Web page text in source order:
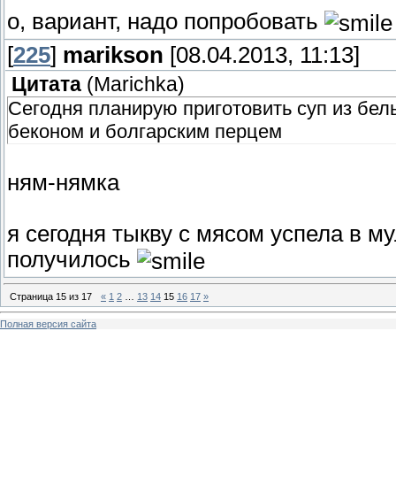
о, вариант, надо попробовать
[225] marikson [08.04.2013, 11:13]
Цитата (Marichka)
Сегодня планирую приготовить суп из
беконом и болгарским перцем
ням-нямка
я сегодня тыкву с мясом успела в
получилось
Страница 15 из 17 « 1 2 13 14 15 16 17 »
Полная версия сайта